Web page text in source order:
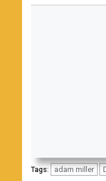
Tags: adam miller